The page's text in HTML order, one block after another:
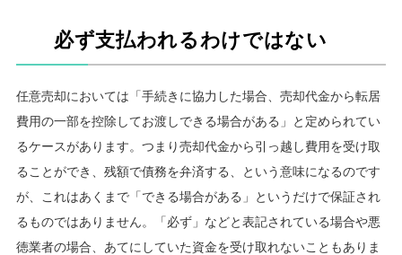
必ず支払われるわけではない
任意売却においては「手続きに協力した場合、売却代金から転居
費用の一部を控除してお渡しできる場合がある」と定められてい
るケースがあります。つまり売却代金から引っ越し費用を受け取
ることができ、残額で債務を弁済する、という意味になるのです
が、これはあくまで「できる場合がある」というだけで保証され
るものではありません。「必ず」などと表記されている場合や悪
徳業者の場合、あてにしていた資金を受け取れないこともありま